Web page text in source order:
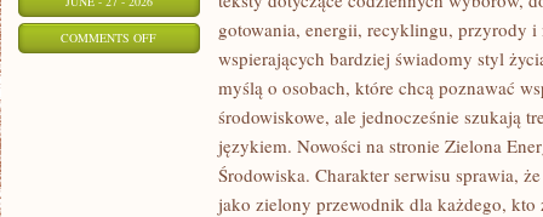
COMMENTS OFFON
gotowania, energii, recyklingu, przyrody i
wspierających bardziej świadomy styl
myślą o osobach, które chcą poznawać
środowiskowe, ale jednocześnie szukają
językiem. Nowości na stronie Zielona
Środowiska. Charakter serwisu sprawia,
jako zielony przewodnik dla każdego, kto